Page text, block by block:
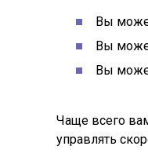
Вы
Вы
Вы
Чаще всего
управлять